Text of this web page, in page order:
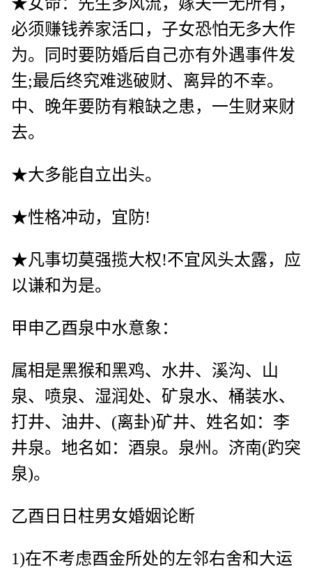
必须赚钱养家活口，子女恐怕无多大作
为。同时要防婚后自己亦有外遇事件发
生;最后终究难逃破财、离异的不幸。
中、晚年要防有粮缺之患，一生财来财
去。
★大多能自立出头。
★性格冲动，宜防!
★凡事切莫强揽大权!不宜风头太露，应
以谦和为是。
甲申乙酉泉中水意象：
属相是黑猴和黑鸡、水井、溪沟、山
泉、喷泉、湿润处、矿泉水、桶装水、
打井、油井、(离卦)矿井、姓名如：李
井泉。地名如：酒泉。泉州。济南(趵突
泉)。
乙酉日日柱男女婚姻论断
1)在不考虑酉金所处的左邻右舍和大运